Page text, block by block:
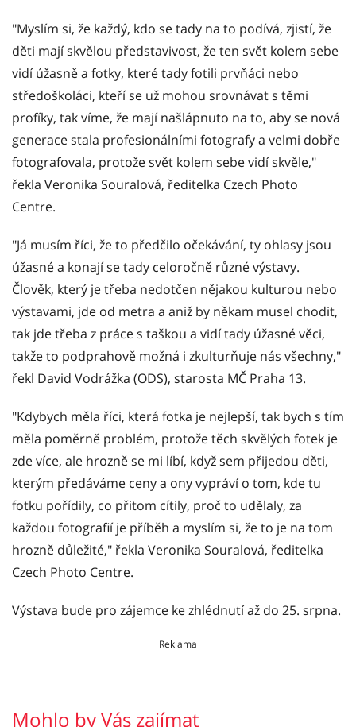
"Myslím si, že každý, kdo se tady na to podívá, zjistí, že
děti mají skvělou představivost, že ten svět kolem sebe
vidí úžasně a fotky, které tady fotili prvňáci nebo
středoškoláci, kteří se už mohou srovnávat s těmi
profíky, tak víme, že mají našlápnuto na to, aby se nová
generace stala profesionálními fotografy a velmi dobře
fotografovala, protože svět kolem sebe vidí skvěle,"
řekla Veronika Souralová, ředitelka Czech Photo
Centre.
"Já musím říci, že to předčilo očekávání, ty ohlasy jsou
úžasné a konají se tady celoročně různé výstavy.
Člověk, který je třeba nedotčen nějakou kulturou nebo
výstavami, jde od metra a aniž by někam musel chodit,
tak jde třeba z práce s taškou a vidí tady úžasné věci,
takže to podprahově možná i zkulturňuje nás všechny,"
řekl David Vodrážka (ODS), starosta MČ Praha 13.
"Kdybych měla říci, která fotka je nejlepší, tak bych s tím
měla poměrně problém, protože těch skvělých fotek je
zde více, ale hrozně se mi líbí, když sem přijedou děti,
kterým předáváme ceny a ony vypráví o tom, kde tu
fotku pořídily, co přitom cítily, proč to udělaly, za
každou fotografií je příběh a myslím si, že to je na tom
hrozně důležité," řekla Veronika Souralová, ředitelka
Czech Photo Centre.
Výstava bude pro zájemce ke zhlédnutí až do 25. srpna.
Reklama
Mohlo by Vás zajímat